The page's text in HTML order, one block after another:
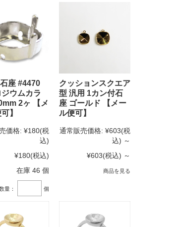
座 #4470
ウムカラ
2ヶ 【メ
】
価格: ¥180(税
込)
¥180(税込)
在庫 46 個
量： 個
クッションスクエア
型 汎用 1カン付石
座 ゴールド 【メー
ル便可】
通常販売価格: ¥603(税
込) ～
¥603(税込) ～
商品を見る